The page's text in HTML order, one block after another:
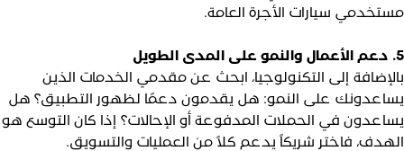
سيارات الأجرة العامة.
الطويل
إلى التكنولوجيا، ابحث عن مقدمي الخدمات الذين
على النمو: هل يقدمون دعمًا لظهور التطبيق؟ هل
في الحملات المدفوعة أو الإحالات؟ إذا كان التوسع هو
فاختر شريكاً يدعم كلاً من العمليات والتسويق.